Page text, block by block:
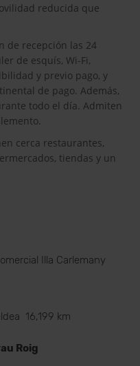
reducida que
de recepción las 24
de esquís, Wi-Fi,
y previo pago, y
de pago. Además,
todo el día. Admiten
cerca restaurantes,
tiendas y un
Illa Carlemany
16,199 km
Roig